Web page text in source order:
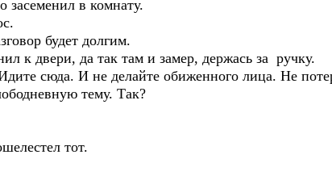
в комнату.
будет долгим.
к двери, да так там и замер, держась за ручку.
сюда. И не делайте обиженного лица. Не
тему. Так?
тот.